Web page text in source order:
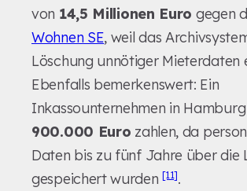
von 14,5 Millionen Euro gegen
Wohnen SE, weil das
Löschung unnötiger
Ebenfalls bemerkenswert: Ein
Inkassounternehmen in
900.000 Euro zahlen, da
Daten bis zu fünf Jahre über die
gespeichert wurden[11].